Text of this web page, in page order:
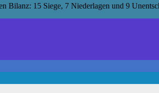
Bilanz: 15 Siege, 7 Niederlagen und 9